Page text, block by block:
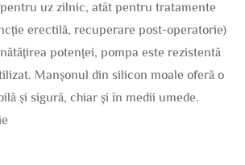
uz zilnic, atât pentru tratamente
erectilă, recuperare post-operatorie)
potenței, pompa este rezistentă
Manșonul din silicon moale oferă o
și sigură, chiar și în medii umede.